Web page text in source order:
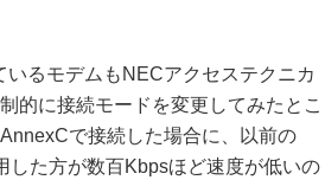
るモデムもNECアクセステクニカ
的に接続モードを変更してみたとこ
で接続した場合に、以前の
した方が数百Kbpsほど速度が低いの